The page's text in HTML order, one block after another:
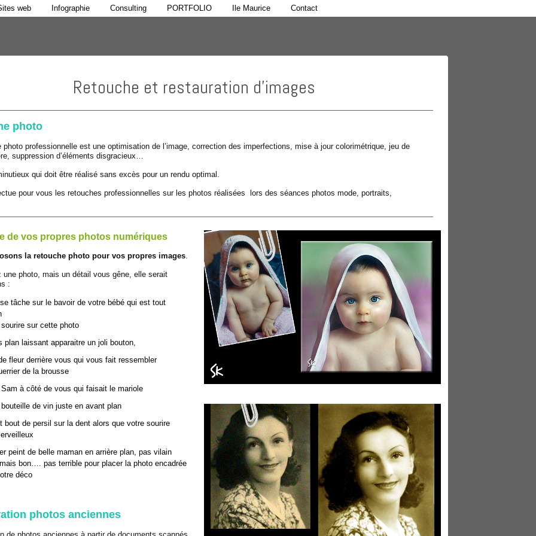
web Infographie Consulting PORTFOLIO Ile Maurice Contact
Retouche et restauration d’images
photo
photo professionnelle est une optimisation de l’image, correction des imperfections, mise à jour colorimétrique, jeu de
suppression d’éléments disgracieux…
qui doit être réalisé sans excès pour un rendu optimal.
pour vous les retouches professionnelles sur les photos réalisées lors des séances photos mode, portraits,
de vos propres photos numériques
la retouche photo pour vos propres images.
une photo, mais un détail vous gêne, elle serait
:
tâche sur le bavoir de votre bébé qui est tout
sur cette photo
plan laissant apparaitre un joli bouton,
fleur derrière vous qui vous fait ressembler
de la brousse
Sam à côté de vous qui faisait le mariole
de vin juste en avant plan
bout de persil sur la dent alors que votre sourire
peint de belle maman en arrière plan, pas vilain
bon…. pas terrible pour placer la photo encadrée
déco
photos anciennes